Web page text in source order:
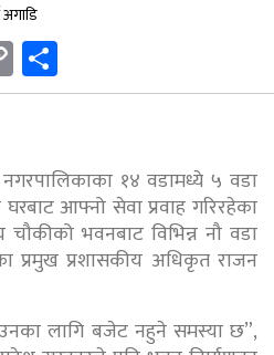
अगाडि
Copy
Link
१४ वडामध्ये ५ वडा
आफ्नो सेवा प्रवाह गरिरहेका
भवनबाट विभिन्न नौ वडा
प्रमुख प्रशासकीय अधिकृत राजन
लागि बजेट नहुने समस्या छ”,